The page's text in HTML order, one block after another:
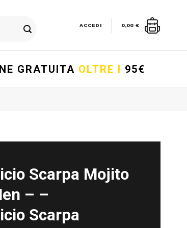
ACCEDI 0,00 €
GRATUITA OLTRE I 95€
Scarpa Mojito
– –
Scarpa